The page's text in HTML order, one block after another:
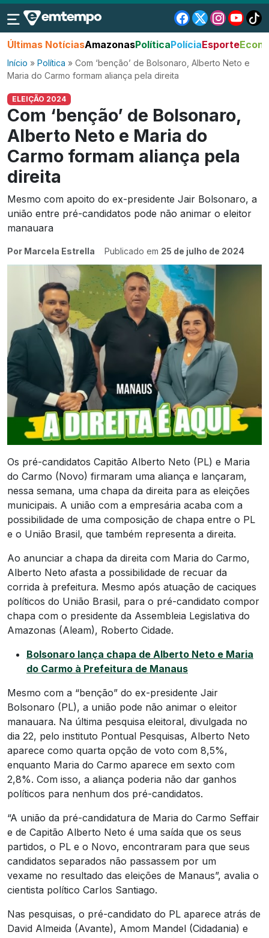
Últimas NotíciasAmazonasPolíticaPolíciaEsporte
Início » Política » Com ‘benção’ de Bolsonaro, Alberto Neto e
Maria do Carmo formam aliança pela direita
ELEIÇÃO 2024
Com ‘benção’ de Bolsonaro,
Alberto Neto e Maria do
Carmo formam aliança pela
direita
Mesmo com apoito do ex-presidente Jair Bolsonaro, a
união entre pré-candidatos pode não animar o eleitor
manauara
Por Marcela Estrella Publicado em 25 de julho de 2024
Os pré-candidatos Capitão Alberto Neto (PL) e Maria
do Carmo (Novo) firmaram uma aliança e lançaram,
nessa semana, uma chapa da direita para as eleições
municipais. A união com a empresária acaba com a
possibilidade de uma composição de chapa entre o PL
e o União Brasil, que também representa a direita.
Ao anunciar a chapa da direita com Maria do Carmo,
Alberto Neto afasta a possibilidade de recuar da
corrida à prefeitura. Mesmo após atuação de caciques
políticos do União Brasil, para o pré-candidato compor
chapa com o presidente da Assembleia Legislativa do
Amazonas (Aleam), Roberto Cidade.
Bolsonaro lança chapa de Alberto Neto e Maria
do Carmo à Prefeitura de Manaus
Mesmo com a “benção” do ex-presidente Jair
Bolsonaro (PL), a união pode não animar o eleitor
manauara. Na última pesquisa eleitoral, divulgada no
dia 22, pelo instituto Pontual Pesquisas, Alberto Neto
aparece como quarta opção de voto com 8,5%,
enquanto Maria do Carmo aparece em sexto com
2,8%. Com isso, a aliança poderia não dar ganhos
políticos para nenhum dos pré-candidatos.
“A união da pré-candidatura de Maria do Carmo Seffair
e de Capitão Alberto Neto é uma saída que os seus
partidos, o PL e o Novo, encontraram para que seus
candidatos separados não passassem por um
vexame no resultado das eleições de Manaus”, avalia o
cientista político Carlos Santiago.
Nas pesquisas, o pré-candidato do PL aparece atrás de
David Almeida (Avante), Amom Mandel (Cidadania) e